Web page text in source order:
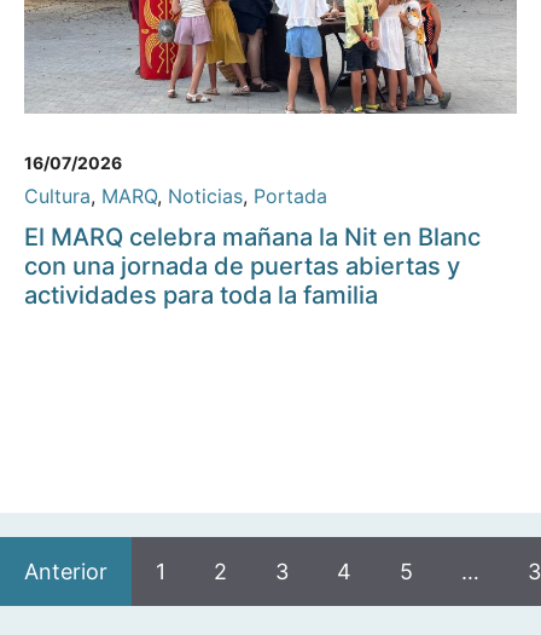
16/07/2026
Cultura, MARQ, Noticias, Portada
El MARQ celebra mañana la Nit en Blanc
con una jornada de puertas abiertas y
actividades para toda la familia
Anterior 1 2 3 4 5 …